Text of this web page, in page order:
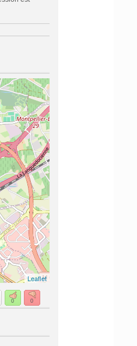
Leaflet
0
0